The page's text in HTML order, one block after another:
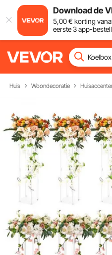
Download de
5,00€ korting
eerste 3 app-
Huis Woondecoratie